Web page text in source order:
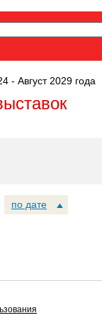
- Август 2029 года
по дате